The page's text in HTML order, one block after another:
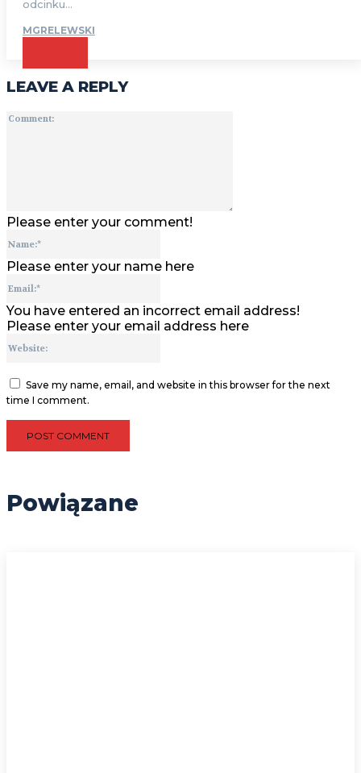
odcinku...
MGRELEWSKI
LEAVE A REPLY
Please enter your comment!
Please enter your name here
You have entered an incorrect email address!
Please enter your email address here
Save my name, email, and website in this browser for the next
time I comment.
Powiązane